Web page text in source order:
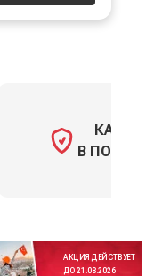
КАСКО
В
АКЦИЯ ДЕЙСТВУЕТ
ДО 21.08.2026